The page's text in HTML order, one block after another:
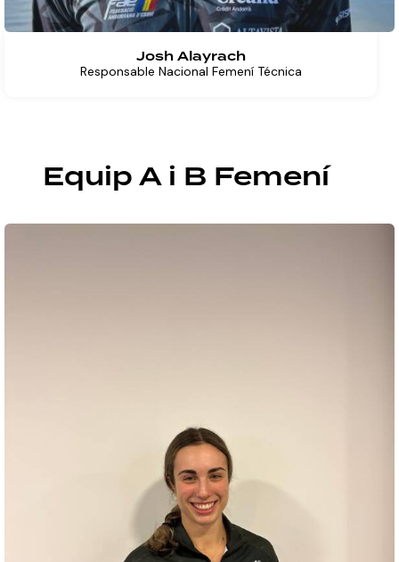
Josh Alayrach
Responsable Nacional Femení Técnica
Equip A i B Femení